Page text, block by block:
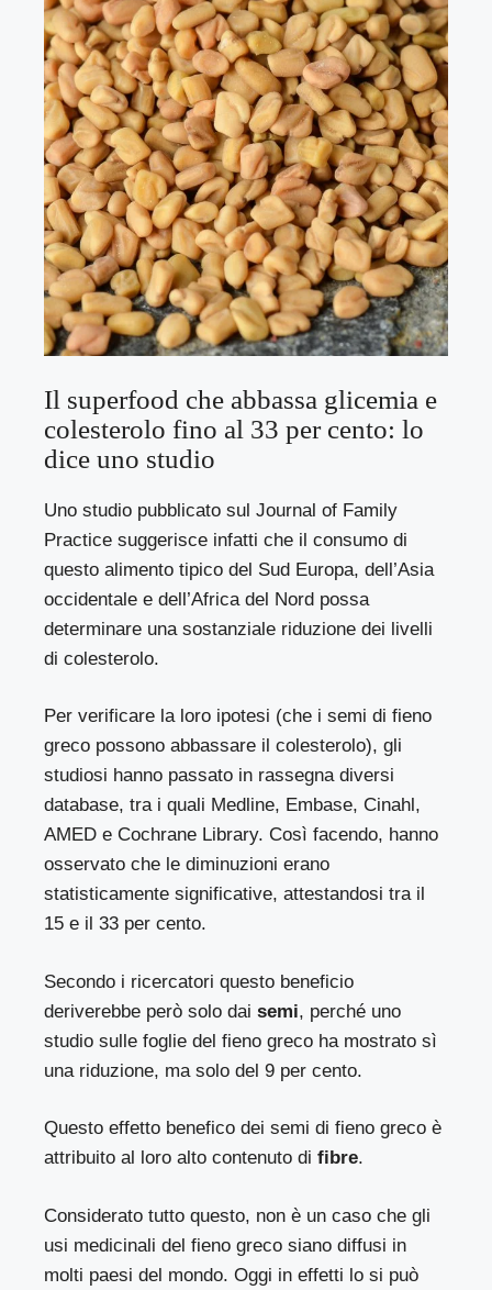
Il superfood che abbassa glicemia e
colesterolo fino al 33 per cento: lo
dice uno studio
Unostudio pubblicato sul Journal of Family
Practice suggerisce infatti che il consumo di
questo alimento tipico del Sud Europa, dell’Asia
occidentale e dell’Africa del Nord possa
determinare una sostanziale riduzione dei livelli
di colesterolo.
Per verificare la loro ipotesi (che i semi di fieno
greco possono abbassare il colesterolo), gli
studiosi hanno passato in rassegna diversi
database, tra i quali Medline, Embase, Cinahl,
AMED e Cochrane Library. Così facendo, hanno
osservato che le diminuzioni erano
statisticamente significative, attestandosi tra il
15 e il 33 per cento.
Secondo i ricercatori questo beneficio
deriverebbe però solo daisemi, perché uno
studio sulle foglie del fieno greco ha mostrato sì
una riduzione, ma solo del 9 per cento.
Questo effetto benefico dei semi di fieno greco è
attribuito al loro alto contenuto difibre.
Considerato tutto questo, non è un caso che gli
usi medicinali del fieno greco siano diffusi in
molti paesi del mondo. Oggi in effetti lo si può